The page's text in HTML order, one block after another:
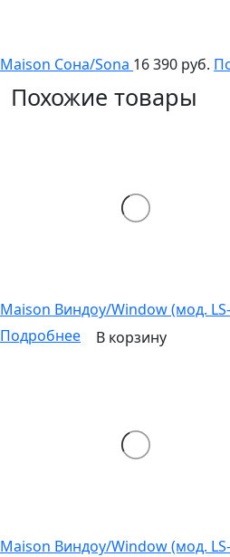
Maison Сона/Sona 16 390 руб.
Похожие товары
Maison Виндоу/Window (мод.
Подробнее
В корзину
Maison Виндоу/Window (мод.